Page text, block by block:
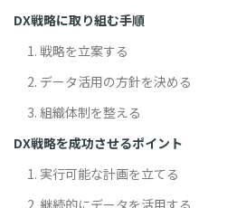
DX戦略に取り組む手順
1. 戦略を立案する
2. データ活用の方針を決める
3. 組織体制を整える
DX戦略を成功させるポイント
1. 実行可能な計画を立てる